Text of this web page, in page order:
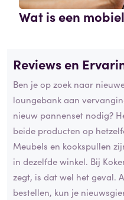
Wat is een
Reviews en
Ben je op zoek naar
loungebank aan
nieuw pannenset nodig?
beide producten op
Meubels en kookspullen
in dezelfde winkel. Bij
zegt, is dat wel het geval.
bestellen, kun je